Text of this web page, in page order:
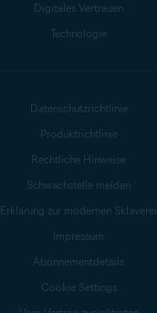
Digitales Vertrauen
Technologie
Datenschutzrichtlinie
Produktrichtlinie
Rechtliche Hinweise
Schwachstelle melden
Erklärung zur modernen Sklaverei
Impressum
Abonnementdetails
Cookie Settings